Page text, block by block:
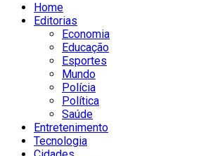
Home
Editorias
Economia
Educação
Esportes
Mundo
Polícia
Política
Saúde
Entretenimento
Tecnologia